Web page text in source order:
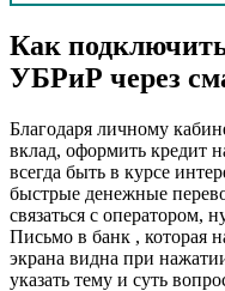
Как
УБРиР через
Благодаря личному
вклад, оформить кредит
всегда быть в курсе
быстрые денежные
связаться с оператором,
Письмо в банк , которая
экрана видна при
указать тему и суть